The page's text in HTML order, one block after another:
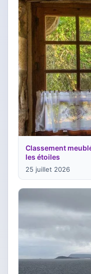
Classement
les étoiles
25 juillet 2026